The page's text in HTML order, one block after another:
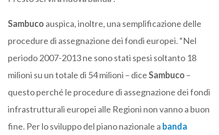
Sambuco auspica, inoltre, una semplificazione delle
procedure di assegnazione dei fondi europei. “Nel
periodo 2007-2013 ne sono stati spesi soltanto 18
milioni su un totale di 54 milioni – diceSambuco –
questo perché le procedure di assegnazione dei fondi
infrastrutturali europei alle Regioni non vanno a buon
fine. Per lo sviluppo del piano nazionale a banda